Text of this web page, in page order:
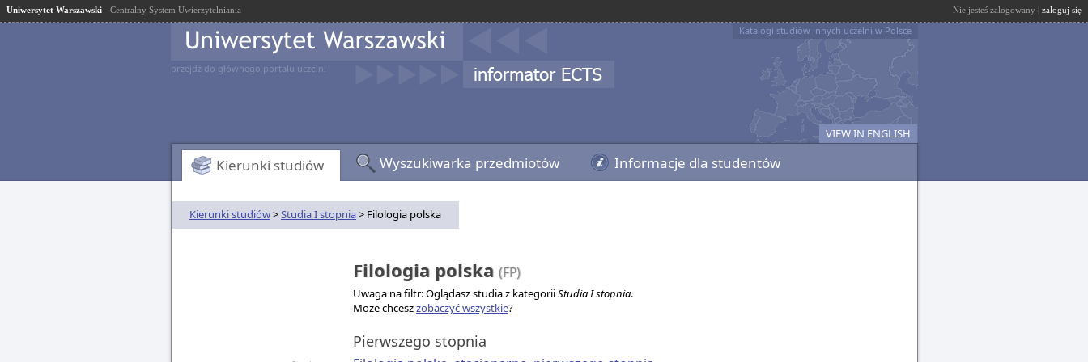
Uniwersytet Warszawski - Centralny System Uwierzytelniania Nie jesteś zalogowany | zaloguj się
przejdź do głównego portalu uczelni
Katalogi studiów innych uczelni w Polsce
VIEW IN ENGLISH
Kierunki studiów Wyszukiwarka przedmiotów Informacje dla studentów
Kierunki studiów>Studia I stopnia> Filologia polska
Filologia polska (FP)
Uwaga na filtr: Oglądasz studia z kategoriiStudia I stopnia.
Może chceszzobaczyć wszystkie?
Pierwszego stopnia